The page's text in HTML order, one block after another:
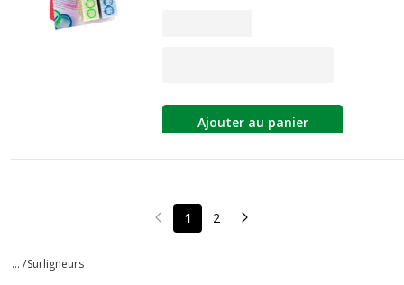
Ajouter au panier
Page précédente
1 2 Page suivante
... /Surligneurs